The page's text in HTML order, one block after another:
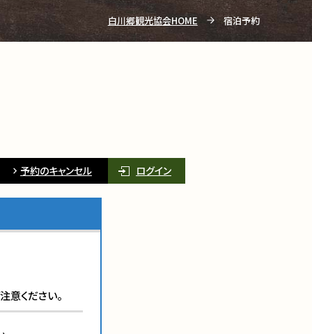
白川郷観光協会HOME 宿泊予約
予約のキャンセル ログイン
意ください。